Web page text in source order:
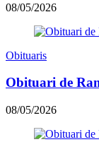
08/05/2026
Obituaris
Obituari de
08/05/2026